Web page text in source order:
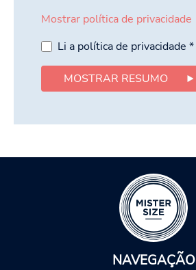
Mostrar política de privacidade
Li a política de privacidade *
MOSTRAR RESUMO
NAVEGAÇÃO